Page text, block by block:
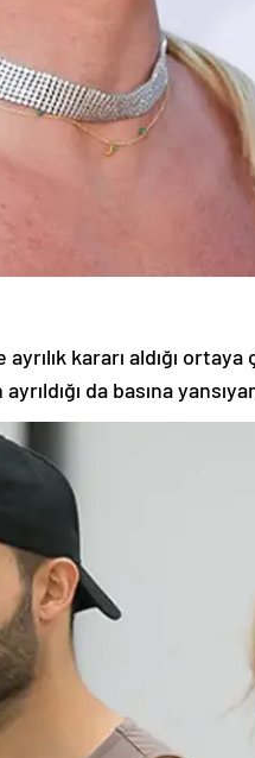
kararı aldığı ortaya
da basına